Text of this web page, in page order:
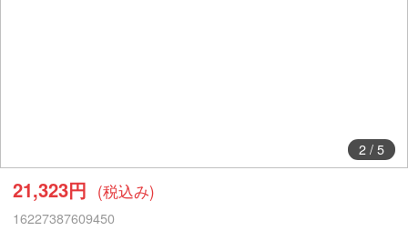
2/ 5
21,323円 (税込み)
16227387609450